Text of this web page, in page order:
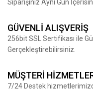
Siparişiniz Aynı Gün
GÜVENLİ ALIŞVERİŞ
256bit SSL Sertifikası ile
Gerçekleştirebilirsiniz.
MÜŞTERİ
7/24 Destek